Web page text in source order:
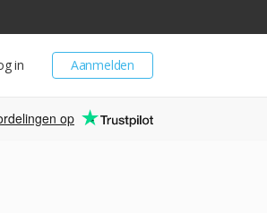
Aanmelden
in
op